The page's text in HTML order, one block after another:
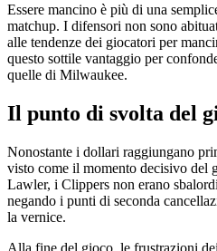
Essere mancino è più di una
matchup. I difensori non sono
alle tendenze dei giocatori per
questo sottile vantaggio per
quelle di Milwaukee.
Il punto di svolta del
Nonostante i dollari raggiungano
visto come il momento decisivo del
Lawler, i Clippers non erano
negando i punti di seconda
la vernice.
Alla fine del gioco, le frustrazioni